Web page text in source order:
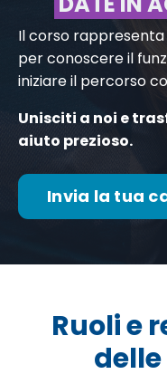
Il corso
per conoscere il
iniziare il percorso
Unisciti a noi e
aiuto prezioso.
Invia la tua
Ruoli e